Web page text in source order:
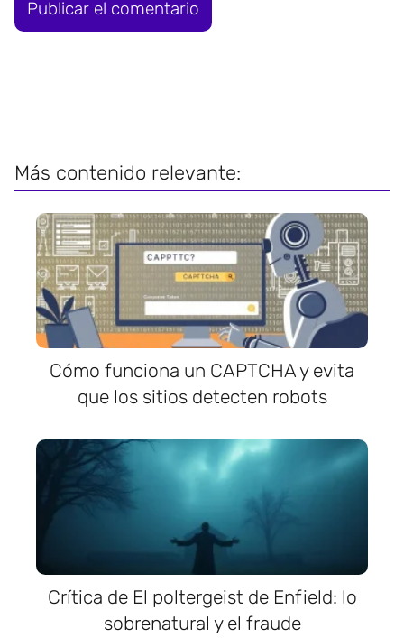
Más contenido relevante:
Cómo funciona un CAPTCHA y evita
que los sitios detecten robots
Crítica de El poltergeist de Enfield: lo
sobrenatural y el fraude